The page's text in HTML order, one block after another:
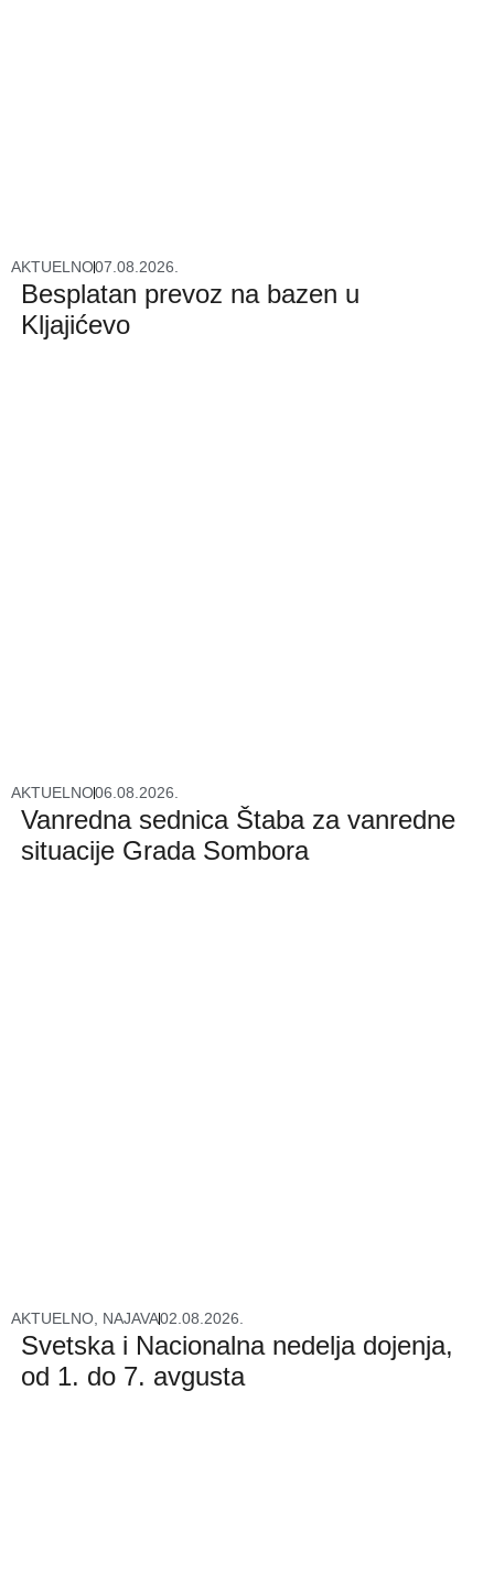
AKTUELNO07.08.2026.
Besplatan prevoz na bazen u
Kljajićevo
AKTUELNO06.08.2026.
Vanredna sednica Štaba za vanredne
situacije Grada Sombora
AKTUELNO NAJAVA02.08.2026.
Svetska i Nacionalna nedelja dojenja,
od 1. do 7. avgusta